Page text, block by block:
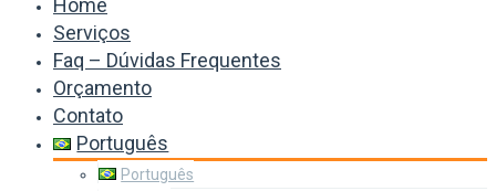
Home
Serviços
Faq – Dúvidas Frequentes
Orçamento
Contato
Português
Português